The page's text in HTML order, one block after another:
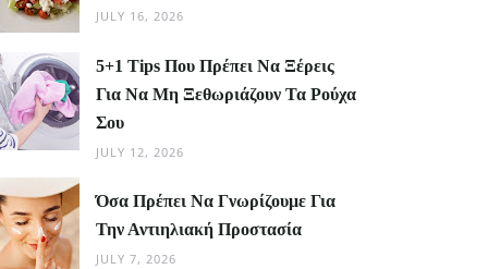
JULY 16, 2026
5+1 Tips Που Πρέπει Να Ξέρεις
Για Να Μη Ξεθωριάζουν Τα Ρούχα
Σου
JULY 12, 2026
Όσα Πρέπει Να Γνωρίζουμε Για
Την Αντιηλιακή Προστασία
JULY 7, 2026